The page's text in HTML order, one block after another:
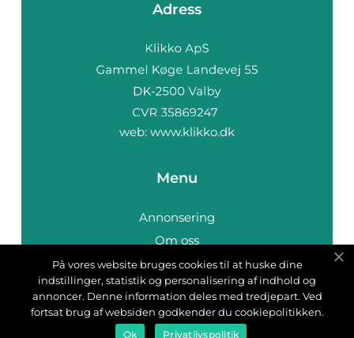
Adress
web: www.klikko.dk
Menu
Annonsering
Om oss
Cookies
Kontakta oss
Sitemap
På vores website bruges cookies til at huske dine
indstillinger, statistik og personalisering af indhold og
annoncer. Denne information deles med tredjepart. Ved
fortsat brug af websiden godkender du cookiepolitikken.
Ok Privatlivspolitik